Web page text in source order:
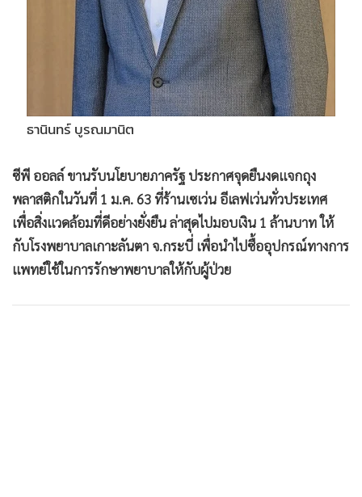
Factcheck
Gotomanager
ธานินทร์ บูรณมานิต
ซีพี ออลล์ ขานรับนโยบายภาครัฐ ประกาศจุดยืนงดแจกถุง
พลาสติกในวันที่ 1 ม.ค. 63 ที่ร้านเซเว่น อีเลฟเว่นทั่วประเทศ
เพื่อสิ่งแวดล้อมที่ดีอย่างยั่งยืน ล่าสุดไปมอบเงิน 1 ล้านบาท ให้
กับโรงพยาบาลเกาะลันตา จ.กระบี่ เพื่อนำไปซื้ออุปกรณ์ทางการ
แพทย์ใช้ในการรักษาพยาบาลให้กับผู้ป่วย